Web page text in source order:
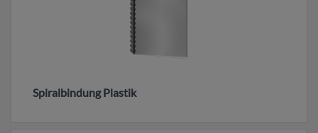
Spiralbindung Plastik